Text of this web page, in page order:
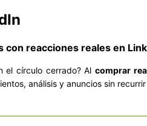
con reacciones reales en
el círculo cerrado? Al comprar
análisis y anuncios sin